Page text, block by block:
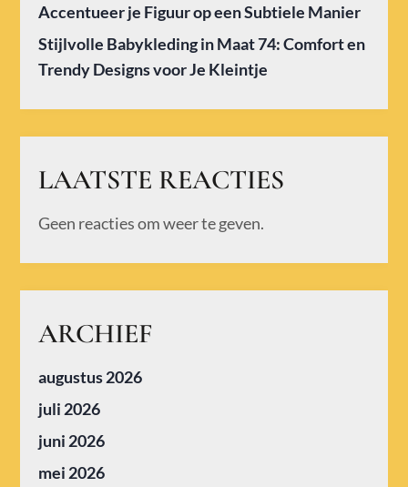
Accentueer je Figuur op een Subtiele Manier
Stijlvolle Babykleding in Maat 74: Comfort en
Trendy Designs voor Je Kleintje
LAATSTE REACTIES
Geen reacties om weer te geven.
ARCHIEF
augustus 2026
juli 2026
juni 2026
mei 2026